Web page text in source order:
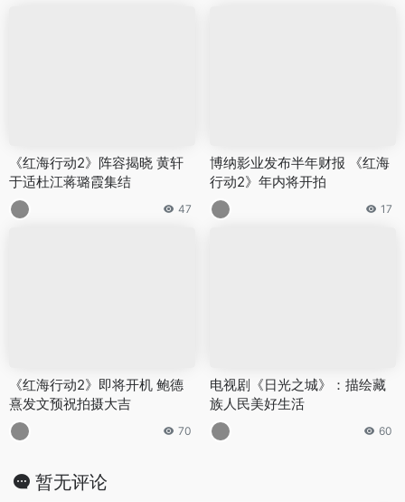
《红海行动2》阵容揭晓 黄轩
于适杜江蒋璐霞集结
47
博纳影业发布半年财报 《红海
行动2》年内将开拍
17
《红海行动2》即将开机 鲍德
熹发文预祝拍摄大吉
70
电视剧《日光之城》：描绘藏
族人民美好生活
60
暂无评论